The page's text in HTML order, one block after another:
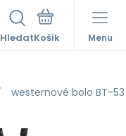
Hledat Menu
westernové bolo BT-53